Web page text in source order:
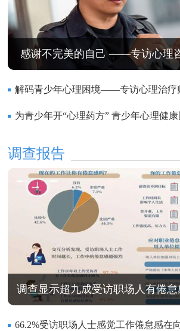
感谢不完美的自己 ——专访心理
解码青少年心理困境——专访心理治疗
为青少年开“心理药方” 青少年心理健
调查报告
调查显示超九成受访职场人有倦
解？
66.2%受访职场人士感觉工作倦怠感在